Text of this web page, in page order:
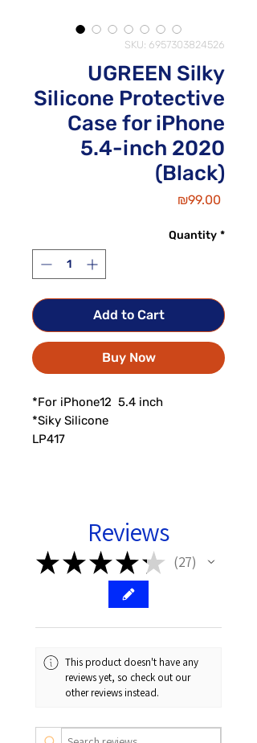
SKU: 6957303824526
UGREEN Silky
Silicone Protective
Case for iPhone
5.4-inch 2020
(Black)
₪99.00Price
Quantity *
Add to Cart
Buy Now
*For iPhone12  5.4 inch
*Siky Silicone
LP417
Reviews
★★★★★ 27
27
This product doesn't have any
reviews yet, so check out our
other reviews instead.